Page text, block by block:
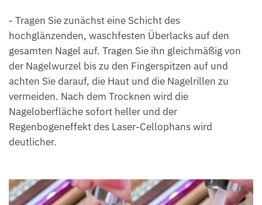
- Tragen Sie zunächst eine Schicht des
hochglänzenden, waschfesten Überlacks auf den
gesamten Nagel auf. Tragen Sie ihn gleichmäßig von
der Nagelwurzel bis zu den Fingerspitzen auf und
achten Sie darauf, die Haut und die Nagelrillen zu
vermeiden. Nach dem Trocknen wird die
Nageloberfläche sofort heller und der
Regenbogeneffekt des Laser-Cellophans wird
deutlicher.